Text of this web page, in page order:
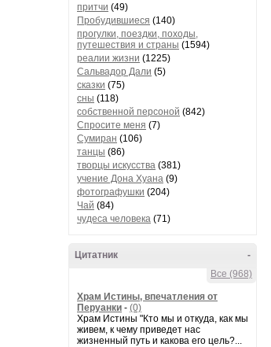
притчи (49)
Пробудившиеся (140)
прогулки, поездки, походы,
путешествия и страны (1594)
реалии жизни (1225)
Сальвадор Дали (5)
сказки (75)
сны (118)
собственной персоной (842)
Спросите меня (7)
Сумиран (106)
танцы (86)
творцы искусства (381)
учение Дона Хуана (9)
фотографушки (204)
Чай (84)
чудеса человека (71)
-
Цитатник
Все (968)
Храм Истины, впечатления от
Перуанки - (0)
Храм Истины "Кто мы и откуда, как мы
живем, к чему приведет нас
жизненный путь и какова его цель?...